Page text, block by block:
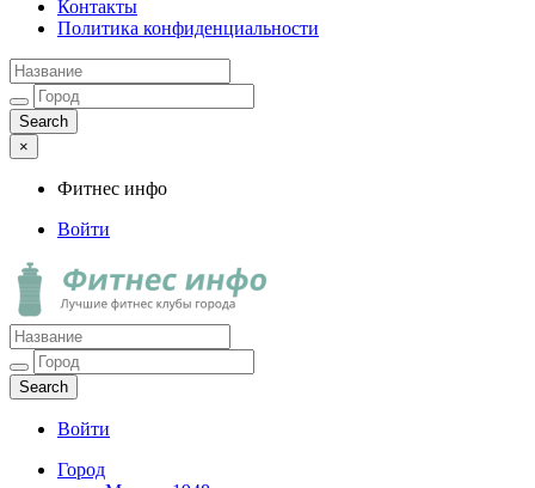
Контакты
Политика конфиденциальности
×
Фитнес инфо
Войти
Фитнес инфо
Лучшие фитнес клубы города
Войти
Город